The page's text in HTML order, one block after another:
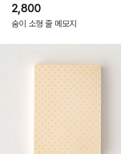
2,800
숨이 소형 줄 메모지